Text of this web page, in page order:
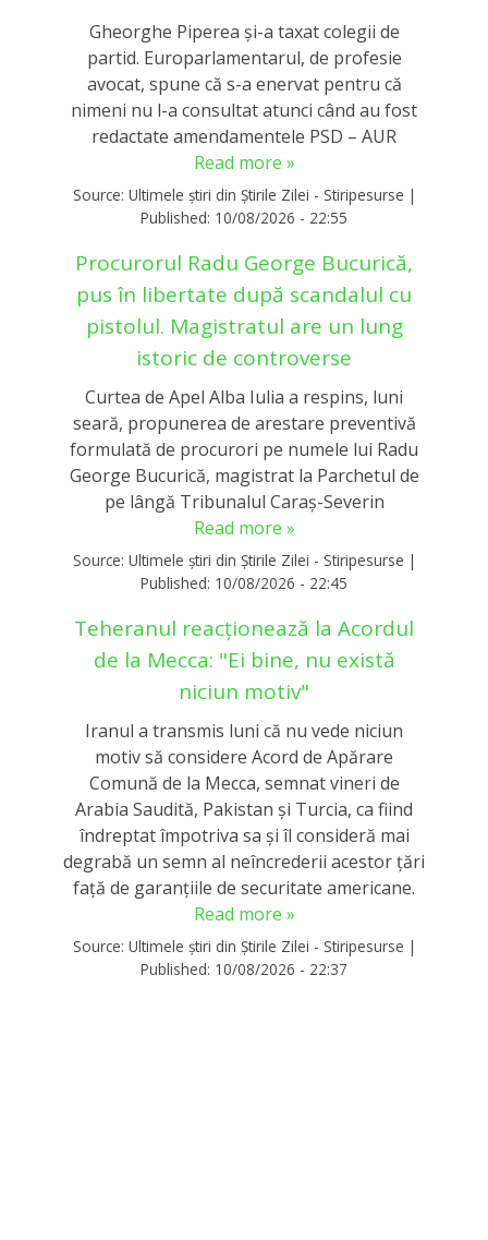
Gheorghe Piperea și-a taxat colegii de
partid. Europarlamentarul, de profesie
avocat, spune că s-a enervat pentru că
nimeni nu l-a consultat atunci când au fost
redactate amendamentele PSD – AUR
Read more »
Source: Ultimele știri din Știrile Zilei - Stiripesurse |
Published: 10/08/2026 - 22:55
Procurorul Radu George Bucurică,
pus în libertate după scandalul cu
pistolul. Magistratul are un lung
istoric de controverse
Curtea de Apel Alba Iulia a respins, luni
seară, propunerea de arestare preventivă
formulată de procurori pe numele lui Radu
George Bucurică, magistrat la Parchetul de
pe lângă Tribunalul Caraș-Severin
Read more »
Source: Ultimele știri din Știrile Zilei - Stiripesurse |
Published: 10/08/2026 - 22:45
Teheranul reacţionează la Acordul
de la Mecca: "Ei bine, nu există
niciun motiv"
Iranul a transmis luni că nu vede niciun
motiv să considere Acord de Apărare
Comună de la Mecca, semnat vineri de
Arabia Saudită, Pakistan şi Turcia, ca fiind
îndreptat împotriva sa şi îl consideră mai
degrabă un semn al neîncrederii acestor ţări
faţă de garanţiile de securitate americane.
Read more »
Source: Ultimele știri din Știrile Zilei - Stiripesurse |
Published: 10/08/2026 - 22:37